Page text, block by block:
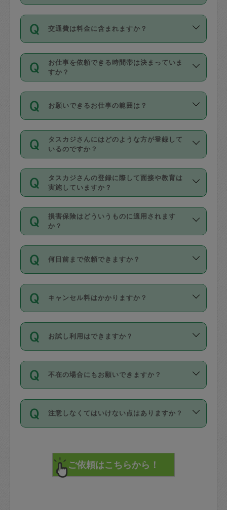
がっていく仕組みになっています。
Diners Club）のみとなります。
を行う際にご入力ください。プロフィー
ル登録時にはご入力いただかなくても大
丈夫です。
デビットカード・プリペイドカード（Vプ
リカ、au WALLETなど）は支払にはご利
銀行振込や現金払いも対応していませ
なお、タスカジさんの交通費も、依頼料
金のご請求と合わせてお支払いとなりま
動計算で表示されます。
依頼には「スポット」と「定期（毎週｜
隔週）」があり、「定期」の依頼は「ス
ポット」よりお得な料金でご利用できま
す。
定期の最低利用回数は設けていない代わ
りに、一定数を超えたキャンセルは有償
（例：毎週定期の場合は３回以上のキャ
ンセルが有償（1200円、隔週定期の場合
は２回以上のキャンセルが有償（1200
交通費は料金に含まれますか？
交通費は依頼料金とは別途発生し、依頼
料金のご請求と合わせてお支払いとなり
ます。交通費の金額は「依頼の詳細」に
お仕事を依頼できる時間帯は決まっていま
すか？
時間帯は3種類あります。いずれも１回あ
たり３時間です。
・ＡＭ ９時～１２時
・ＰＭ １３時～１６時
・夜 １８時～２１時
開始時間を２時間前後変更することが可
能です。依頼送信後、個別にタスカジさ
んにメッセージを送り調整してくださ
い。ただし、２時間を越えての調整はで
時間も被らない場合、損害保険の対象外
お願いできるお仕事の範囲は？
掃除、整理収納、洗濯、買い物、料理、
作り置きです。タスカジさんによってで
きる仕事の範囲が異なりますので、依頼
する前にタスカジさんのプロフィールで
確認してください。
基本的に、高所での作業や危険作業、屋
外での作業は対象外です。
タスカジさんにはどのような方が登録して
いるのですか？
主婦として長年の家事経験をお持ちの
方、栄養士・調理師といった資格者で保
育園や学校の給食やレストランで料理関
係の専門職に従事されていた方、日本で
すでにハウスキーパーや英語の先生とし
てお仕事をしているフィリピン出身の
社員など様々なバックグラウンドの方が
登録しています。
日本語も話せる方など様々です。
ールに記載していますので、各自の得意
を依頼してください。
タスカジさんの登録に際して面接や教育は
実施していますか？
応募の際に、各自事務局との面接と説明
を行っています。その後、身分証明書の
写真提出をしていただいています。外国
確認しています。タスカジさんトレーニ
ング動画を使ったセルフトレーニングの
現場トライアルを受け、合格したタスカ
ジさんが活動されています。
※テストセンターの講評は１件目のレビュ
参考
【詳細】タスカジさんの登録に際
損害保険はどういうものに適用されます
か？
依頼者とタスカジさんとの間でタスカジ
を通して成立した作業時間内での作業に
適用されます。作業範囲は、掃除、洗
です。作業中に物を壊したり、人にけが
をさせたりした場合が対象で、補償金額
す。
写真を撮り、
詳細FAQ：
損害賠償保険について教えて
何日前まで依頼できますか？
ご依頼は、現在を起点に3日後（72時間
以降）の日時から受付可能となっていま
す。
タスカジさんへ「募集」をかけることが
可能です。
キャンセル料はかかりますか？
キャンセル料には、以下の2種類がありま
す。
1. 直前キャンセル（定期、スポット契約
共通）
72時間を超える※と、以下のキャンセル
料が発生します。
直前キャンセル料：
72時間前〜24時間前＝依頼料金の50%
お試し利用はできますか？
「お試し利用」というメニューはありま
せんが、「一回のみ」依頼を活用するこ
とによって、気に入ったタスカジさんを
まず、条件の合う気になるタスカジさ
みてください。
その後、一番気に入ったタスカジさんに
不在の場合にもお願いできますか？
不在の場合の作業はタスカジさんの同意
が必要です。数回の依頼ののち、タスカ
ジさんと依頼者の間で十分な信頼関係が
てください。
不在時に部屋に入るためにタスカジさん
注意しなくてはいけない点はありますか？
で、必ず鍵のかかるロッカーや金庫に入
れて依頼者の責任の元管理するよう心掛
けてください。